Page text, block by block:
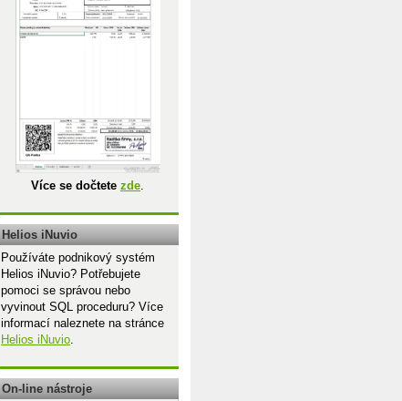
Více se dočtete zde.
Helios iNuvio
Používáte podnikový systém
Helios iNuvio? Potřebujete
pomoci se správou nebo
vyvinout SQL proceduru? Více
informací naleznete na stránce
Helios iNuvio.
On-line nástroje